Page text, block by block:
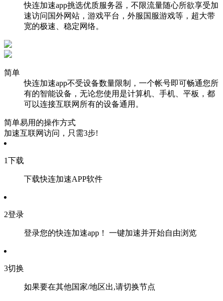
快连加速app挑选优质服务器，不限流量随心所欲享受加
速访问国外网站，游戏平台，外服国服游戏等，超大带
宽的极速、稳定网络。
简单
快连加速app不受设备数量限制，一个帐号即可畅通您所
有的智能设备，无论您使用是计算机、手机、平板，都
可以连接互联网所有的设备通用。
简单易用的操作方式
加速互联网访问，只需3步!
1下载
下载快连加速APP软件
2登录
登录您的快连加速app！ 一键加速并开始自由浏览
3切换
如果要在其他国家/地区出,请切换节点